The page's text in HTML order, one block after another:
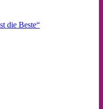
die Beste“